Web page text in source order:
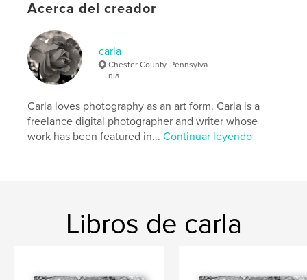
Acerca del creador
carla
Chester County, Pennsylva
nia
Carla loves photography as an art form. Carla is a
freelance digital photographer and writer whose
work has been featured in...Continuar leyendo
Libros de carla